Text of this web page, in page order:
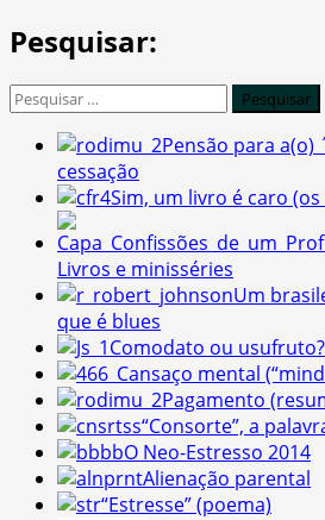
Pesquisar:
Pesquisar
Pensão para a(o)
cessação
Sim, um livro é caro
Livros e minisséries
Um
que é blues
Comodato ou usufruto?
Cansaço mental
Pagamento
“Consorte”, a
O Neo-Estresso 2014
Alienação parental
“Estresse” (poema)